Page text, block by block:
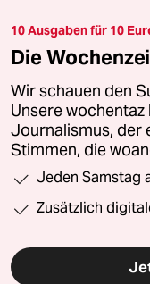
10 Ausgaben für 10
Die
Wir schauen den
Unsere
Journalismus, der
Stimmen, die
Jeden Samstag
Zusätzlich